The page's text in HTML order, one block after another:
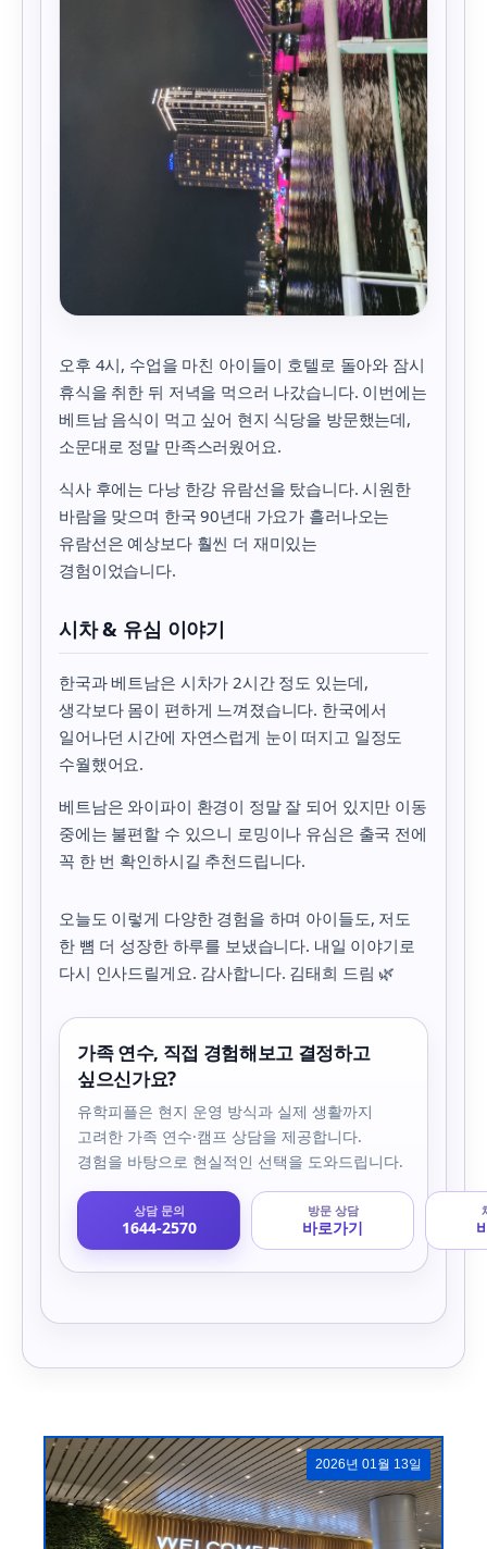
오후 4시, 수업을 마친 아이들이 호텔로 돌아와 잠시
휴식을 취한 뒤 저녁을 먹으러 나갔습니다. 이번에는
베트남 음식이 먹고 싶어 현지 식당을 방문했는데,
소문대로 정말 만족스러웠어요.
식사 후에는 다낭 한강 유람선을 탔습니다. 시원한
바람을 맞으며 한국 90년대 가요가 흘러나오는
유람선은 예상보다 훨씬 더 재미있는
경험이었습니다.
시차 & 유심 이야기
한국과 베트남은 시차가 2시간 정도 있는데,
생각보다 몸이 편하게 느껴졌습니다. 한국에서
일어나던 시간에 자연스럽게 눈이 떠지고 일정도
수월했어요.
베트남은 와이파이 환경이 정말 잘 되어 있지만 이동
중에는 불편할 수 있으니 로밍이나 유심은 출국 전에
꼭 한 번 확인하시길 추천드립니다.
오늘도 이렇게 다양한 경험을 하며 아이들도, 저도
한 뼘 더 성장한 하루를 보냈습니다. 내일 이야기로
다시 인사드릴게요. 감사합니다. 김태희 드림 🌿
가족 연수, 직접 경험해보고 결정하고
싶으신가요?
유학피플은 현지 운영 방식과 실제 생활까지
고려한 가족 연수·캠프 상담을 제공합니다.
경험을 바탕으로 현실적인 선택을 도와드립니다.
상담 문의
1644-2570
방문 상담
바로가기
2026년 01월 13일